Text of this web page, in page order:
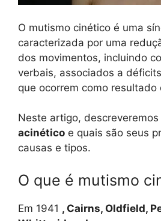
O mutismo cinético é uma
caracterizada por uma
dos movimentos, incluindo
verbais, associados a
que ocorrem como
Neste artigo, descreveremos
acinético e quais são seus
causas e tipos.
O que é mutismo
Em 1941 , Cairns, Oldfield,